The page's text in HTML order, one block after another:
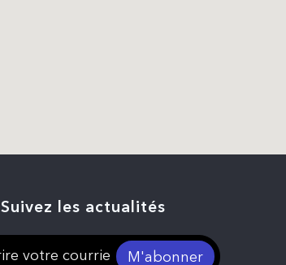
Suivez les actualités
M'abonner